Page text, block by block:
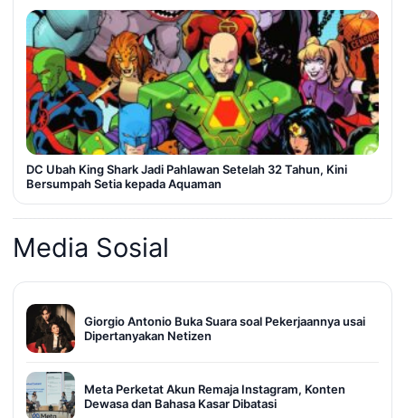
DC Ubah King Shark Jadi Pahlawan Setelah 32 Tahun, Kini
Bersumpah Setia kepada Aquaman
Media Sosial
Giorgio Antonio Buka Suara soal Pekerjaannya usai
Dipertanyakan Netizen
Meta Perketat Akun Remaja Instagram, Konten
Dewasa dan Bahasa Kasar Dibatasi